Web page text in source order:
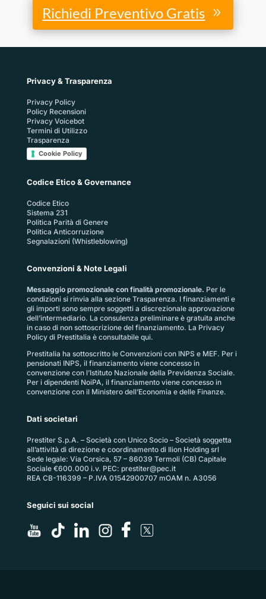
Richiedi Preventivo Gratis
Privacy & Trasparenza
Privacy Policy
Policy Recensioni
Privacy Voicebot
Termini di Utilizzo
Trasparenza
Cookie Policy
Codice Etico & Governance
Codice Etico
Sistema 231
Politica Parità di Genere
Politica Anticorruzione
Segnalazioni (Whistleblowing)
Convenzioni & Note Legali
Messaggio promozionale con finalità promozionale. Per le
condizioni si rinvia alla sezione Trasparenza. I finanziamenti e
gli importi sono sempre soggetti a discrezionale approvazione
dell’intermediario. La consulenza preliminare è gratuita anche
in caso di non sottoscrizione del finanziamento. La Privacy
Policy di Prestitalia è consultabile qui.
Prestitalia ha sottoscritto le Convenzioni con INPS e MEF. Per i
pensionati INPS, il finanziamento viene concesso in
convenzione con l’Istituto Nazionale della Previdenza Sociale.
Per i dipendenti NoiPA, il finanziamento viene concesso in
convenzione con il Ministero dell’Economia e delle Finanze.
Dati societari
Prestiter S.p.A. – Società con Unico Socio – Società soggetta
all’attività di direzione e coordinamento di Ilion Holding srl
Sede legale: Via Corsica, 57 – 86039 Termoli (CB) Capitale
Sociale €600.000 i.v. PEC: prestiter@pec.it
REA CB-116399 – P.IVA 01542900707 mOAM n. A3056
Seguici sui social